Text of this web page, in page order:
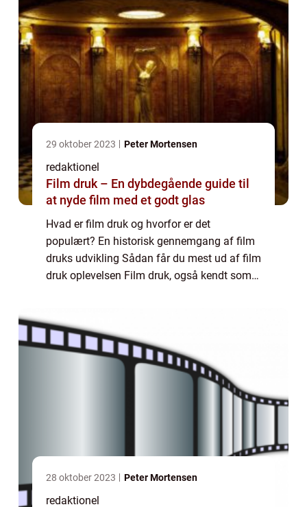
29 oktober 2023 Peter Mortensen
redaktionel
Film druk – En dybdegående guide til
at nyde film med et godt glas
Hvad er film druk og hvorfor er det
populært? En historisk gennemgang af film
druks udvikling Sådan får du mest ud af film
druk oplevelsen Film druk, også kendt som
28 oktober 2023 Peter Mortensen
redaktionel